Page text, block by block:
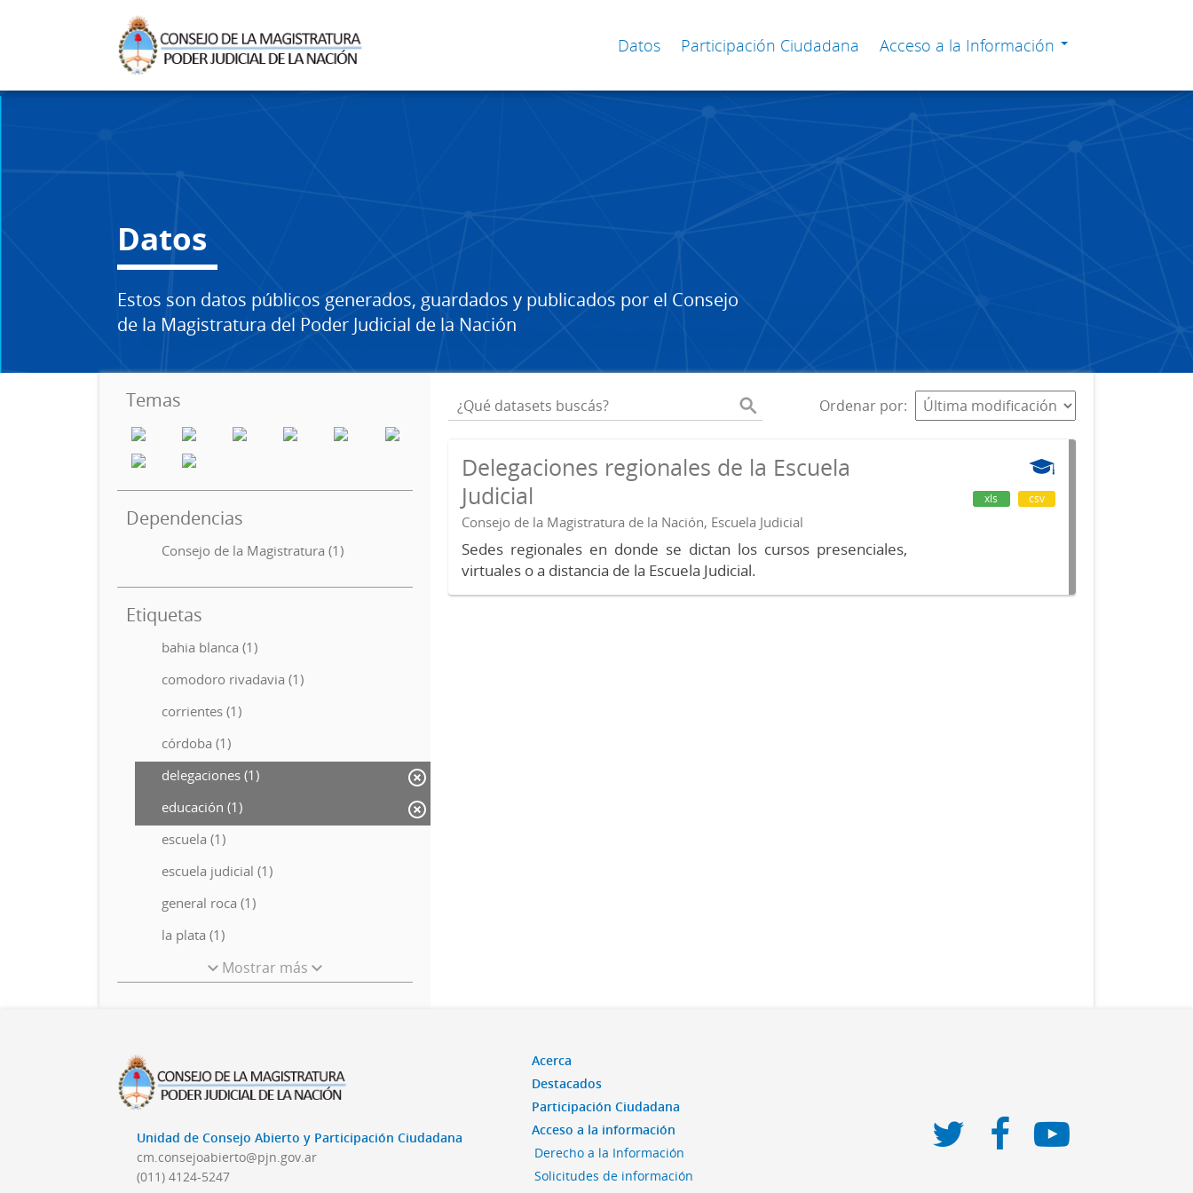
Datos Participación Ciudadana Acceso a la Información
Datos
Estos son datos públicos generados, guardados y publicados por el Consejo
de la Magistratura del Poder Judicial de la Nación
Temas
Dependencias
Consejo de la Magistratura (1)
Etiquetas
bahia blanca (1)
comodoro rivadavia (1)
corrientes (1)
córdoba (1)
delegaciones (1)
educación (1)
escuela (1)
escuela judicial (1)
general roca (1)
la plata (1)
Mostrar más
Ordenar por
Delegaciones regionales de la Escuela
Judicial
Consejo de la Magistratura de la Nación, Escuela Judicial
Sedes regionales en donde se dictan los cursos presenciales,
virtuales o a distancia de la Escuela Judicial.
xls csv
Unidad de Consejo Abierto y Participación Ciudadana
cm.consejoabierto@pjn.gov.ar
(011) 4124-5247
Acerca
Destacados
Participación Ciudadana
Acceso a la información
Derecho a la Información
Solicitudes de información